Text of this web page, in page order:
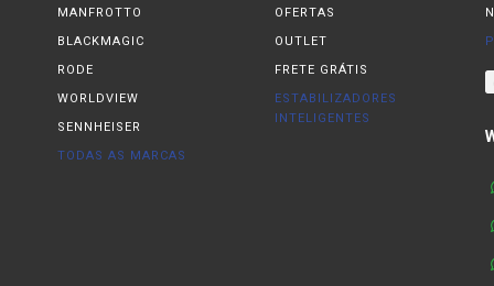
MANFROTTO
BLACKMAGIC
RODE
WORLDVIEW
SENNHEISER
TODAS AS MARCAS
OFERTAS
OUTLET
FRETE GRÁTIS
ESTABILIZADORES
INTELIGENTES